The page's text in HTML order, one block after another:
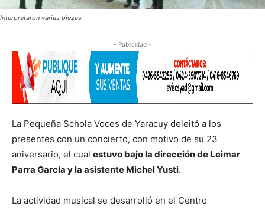
Interpretaron varias piezas
- Publicidad -
La Pequeña Schola Voces de Yaracuy deleitó a los
presentes con un concierto, con motivo de su 23
aniversario, el cual estuvo bajo la dirección de Leimar
Parra García y la asistente Michel Yusti.
La actividad musical se desarrolló en el Centro